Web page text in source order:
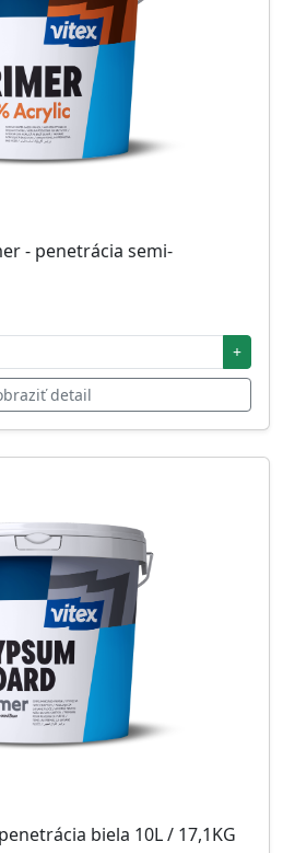
- penetrácia semi-
+
detail
biela 10L / 17,1KG